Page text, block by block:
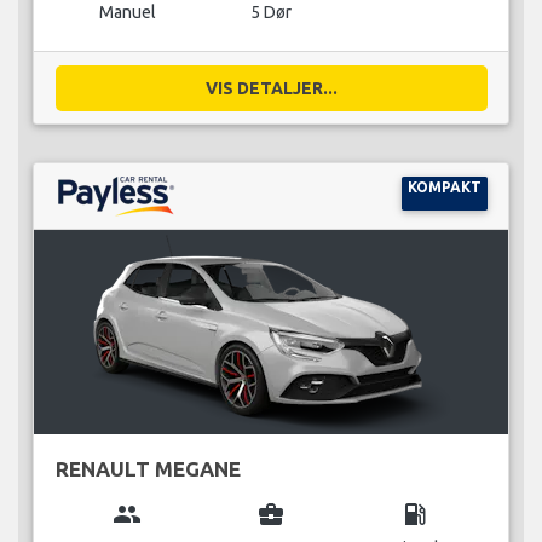
Manuel 5 Dør
VIS DETALJER...
KOMPAKT
RENAULT MEGANE
group business_center local_gas_station